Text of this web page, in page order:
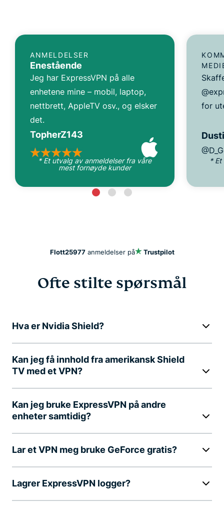
ANMELDELSER
Enestående
Jeg har ExpressVPN på alle
enhetene mine – mobil, laptop,
nettbrett, AppleTV osv., og elsker
det.
TopherZ143
* Et utvalg av anmeldelser fra våre
mest fornøyde kunder
for
* Et
Flott25977anmeldelser på Trustpilot
Ofte stilte spørsmål
Hva er Nvidia Shield?
Kan jeg få innhold fra amerikansk Shield
TV med et VPN?
Kan jeg bruke ExpressVPN på andre
enheter samtidig?
Lar et VPN meg bruke GeForce gratis?
Lagrer ExpressVPN logger?